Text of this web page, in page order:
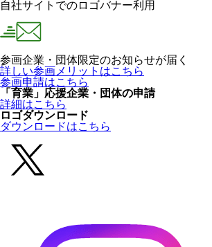
自社サイトでのロゴバナー利用
参画企業・団体限定のお知らせが届く
詳しい参画メリットはこちら
参画申請はこちら
「育業」応援企業・団体の申請
詳細はこちら
ロゴダウンロード
ダウンロードはこちら